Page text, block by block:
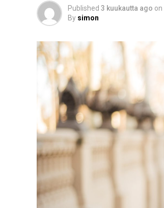
Published 3 kuukautta ago on
By simon